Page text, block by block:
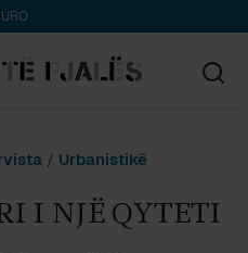
/ Urbanistikë
I NJË QYTETI